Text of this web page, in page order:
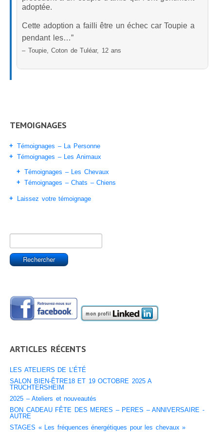
adoptée.
Cette adoption a failli être un échec car Toupie a
pendant les…”
– Toupie, Coton de Tuléar, 12 ans
TEMOIGNAGES
Témoignages – La Personne
Témoignages – Les Animaux
Témoignages – Les Chevaux
Témoignages – Chats – Chiens
Laissez votre témoignage
ARTICLES RÉCENTS
LES ATELIERS DE L’ÉTÉ
SALON BIEN-ÊTRE18 ET 19 OCTOBRE 2025 A
TRUCHTERSHEIM
2025 – Ateliers et nouveautés
BON CADEAU FÊTE DES MERES – PERES – ANNIVERSAIRE -
AUTRE
STAGES « Les fréquences énergétiques pour les chevaux »